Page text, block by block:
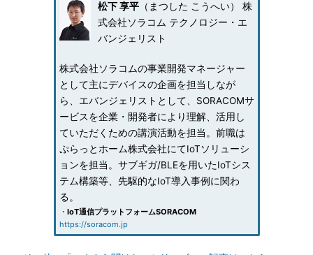
松下 享平（まつした こうへい） 株
式会社ソラコム テクノロジー・エ
バンジェリスト
株式会社ソラコムの事業開発マネージャー
として主にデバイスの企画を担当しなが
ら、エバンジェリストとして、SORACOMサ
ービスを企業・開発者により理解、活用し
ていただくための講演活動を担当。前職は
ぷらっとホーム株式会社にてIoTソリューシ
ョンを担当。サブギガ/BLEを用いたIoTシス
テム構築等、先駆的なIoT導入事例に関わ
る。
・ IoT通信プラットフォームSORACOM
https://soracom.jp